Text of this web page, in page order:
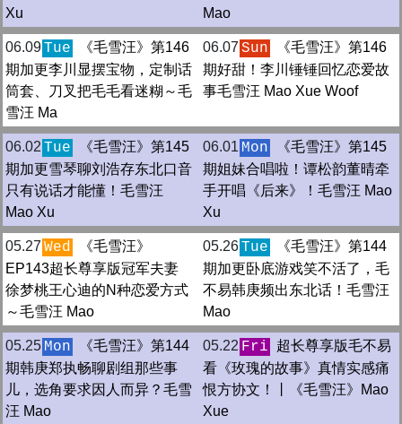
Xu
Mao
06.09Tue
《毛雪汪》第146
期加更李川显摆宝物，定制话
筒套、刀叉把毛毛看迷糊～毛
雪汪 Ma
06.07 Sun
《毛雪汪》第146
期好甜！李川锤锤回忆恋爱故
事毛雪汪 Mao Xue Woof
06.02 Tue
《毛雪汪》第145
期加更雪琴聊刘浩存东北口音
只有说话才能懂！毛雪汪
Mao Xu
06.01 Mon
《毛雪汪》第145
期姐妹合唱啦！谭松韵董晴牵
手开唱《后来》！毛雪汪 Mao
Xu
05.27 Wed
《毛雪汪》
EP143超长尊享版冠军夫妻
徐梦桃王心迪的N种恋爱方式
～毛雪汪 Mao
05.26Tue
《毛雪汪》第144
期加更卧底游戏笑不活了，毛
不易韩庚频出东北话！毛雪汪
Mao
05.25 Mon
《毛雪汪》第144
期韩庚郑执畅聊剧组那些事
儿，选角要求因人而异？毛雪
汪 Mao
05.22 Fri
超长尊享版毛不易
看《玫瑰的故事》真情实感痛
恨方协文！丨《毛雪汪》Mao
Xue